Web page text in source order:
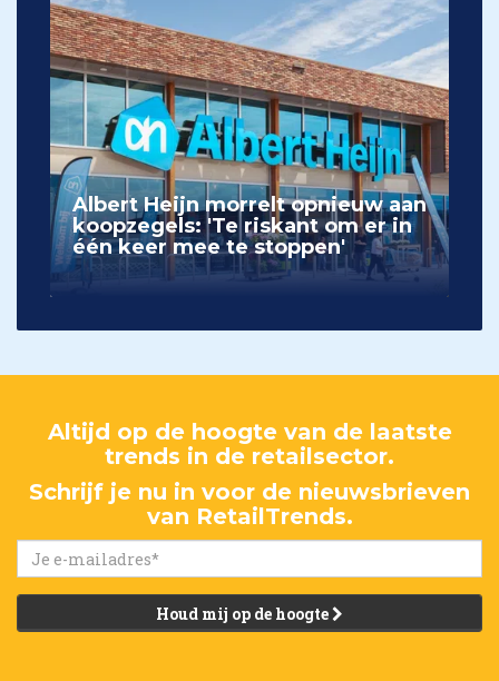
Albert Heijn morrelt opnieuw aan
koopzegels: 'Te riskant om er in
één keer mee te stoppen'
Altijd op de hoogte van de laatste
trends in de retailsector.
Schrijf je nu in voor de nieuwsbrieven
van RetailTrends.
Houd mij op de hoogte